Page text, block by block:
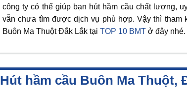
công ty có thể giúp bạn hút hầm cầu chất lượng,
vẫn chưa tìm được dịch vụ phù hợp. Vậy thì tham
Buôn Ma Thuột Đắk Lắk tại TOP 10 BMT ở đây nhé.
Hút hầm cầu Buôn Ma Thuột,